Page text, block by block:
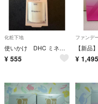
化粧下地
使いかけ DHC ミネラルベースマジカルフィット 化粧下地 コスメ メイク
¥ 555
ファンデ
¥ 1,495